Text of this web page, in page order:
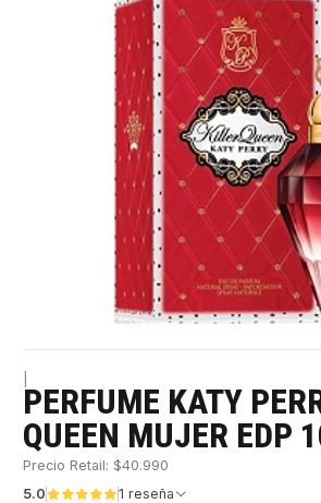
PERFUME KATY
QUEEN MUJER EDP
Precio Retail: $40.990
5.0
1 reseña